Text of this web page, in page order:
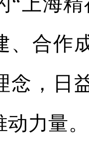
、合作
念，日
力量。